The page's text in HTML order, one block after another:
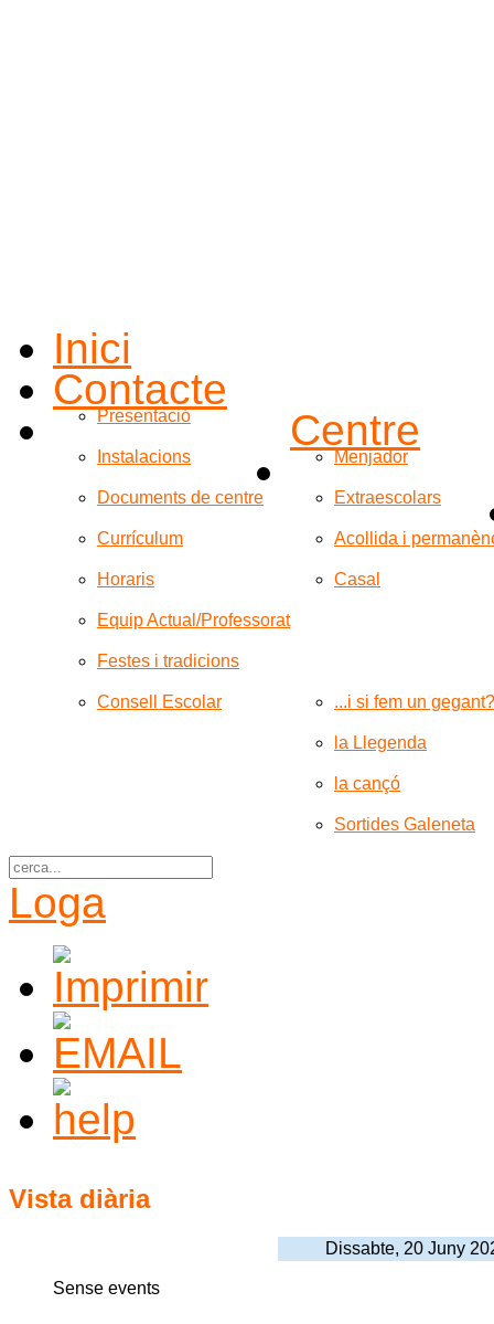
Inici
Contacte
Centre
Presentació
Instalacions
Documents de centre
Currículum
Horaris
Equip Actual/Professorat
Festes i tradicions
Consell Escolar
Menjador
Extraescolars
Acollida i
Casal
...i si fem un gegant?
la Llegenda
la cançó
Sortides Galeneta
Loga
Vista diària
Dissabte, 20 Juny
Sense events